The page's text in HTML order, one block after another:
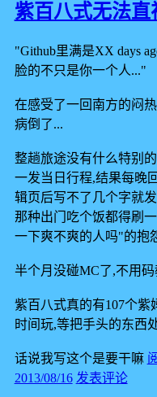
紫百八式无法直
"Github里满是XX days
脸的不只是你一个人..."
在感受了一回南方的闷
病倒了...
整趟旅途没有什么特别
一发当日行程,结果每晚
辑页后写不了几个字就
那种出门吃个饭都得刷
一下爽不爽的人吗"的抱
半个月没碰MC了,不用
紫百八式真的有107个紫
时间玩,等把手头的东西
话说我写这个是要干嘛
2013/08/16 发表评论